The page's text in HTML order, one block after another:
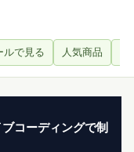
ルで見る 人気商品
コーディングで制